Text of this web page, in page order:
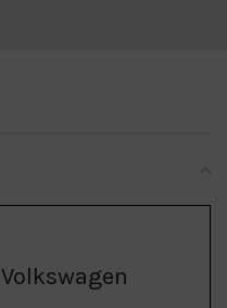
Volkswagen